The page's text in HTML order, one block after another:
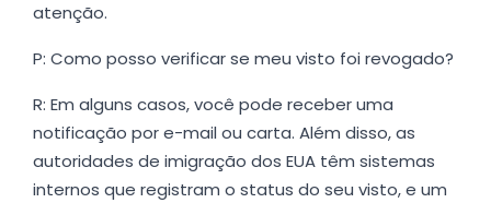
atenção.
P: Como posso verificar se meu visto foi revogado?
R: Em alguns casos, você pode receber uma
notificação por e-mail ou carta. Além disso, as
autoridades de imigração dos EUA têm sistemas
internos que registram o status do seu visto, e um